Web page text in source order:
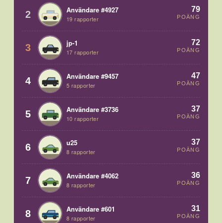
2 Användare #4927
19 rapporter
79
POÄNG
3 jp-1
17 rapporter
72
POÄNG
4 Användare #9457
5 rapporter
47
POÄNG
5 Användare #3736
10 rapporter
37
POÄNG
6 u25
8 rapporter
37
POÄNG
7 Användare #4062
8 rapporter
36
POÄNG
8 Användare #601
8 rapporter
31
POÄNG